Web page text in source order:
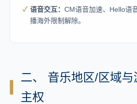
语音交互： CM语音加速、Hello语
播海外限制解除。
二、 音乐地区/区域
主权